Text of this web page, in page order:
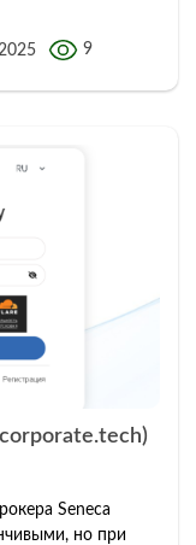
9
Seneca
но при